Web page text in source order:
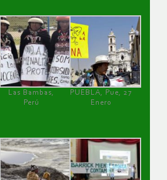
Las Bambas,
Perú
PUEBLA, Pue, 27
Enero